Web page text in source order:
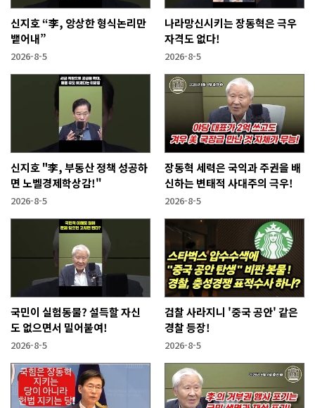
신지호 “李, 앙상한 형식논리만
뱉어내”
2026-8-5
나라망신시키는 장동혁은 극우
자격도 없다!
2026-8-5
신지호 "李, 부동산 정책 성공하
면 노벨경제학상감!"
2026-8-5
장동혁 세력은 국익과 주권을 배
신하는 변태적 사대주의 극우!
2026-8-5
국민이 실험동물? 설득할 자신
도 없으면서 밀어붙여!
2026-8-5
검찰 사라지니 '중국 공안' 같은
경찰 등장!
2026-8-5